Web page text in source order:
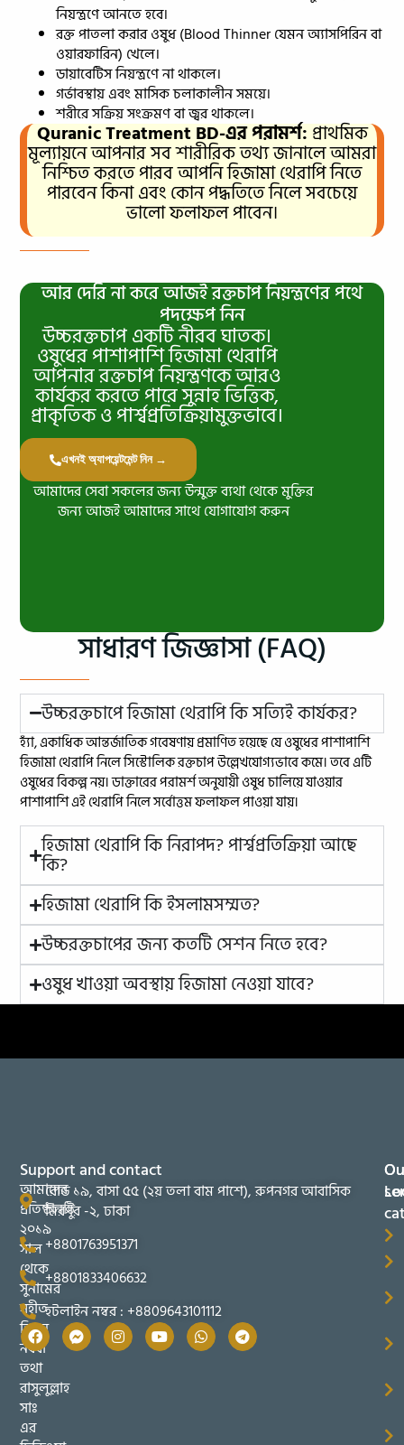
নিয়ন্ত্রণে আনতে হবে।
রক্ত পাতলা করার ওষুধ (Blood Thinner যেমন অ্যাসপিরিন বা
ওয়ারফারিন) খেলে।
ডায়াবেটিস নিয়ন্ত্রণে না থাকলে।
গর্ভাবস্থায় এবং মাসিক চলাকালীন সময়ে।
শরীরে সক্রিয় সংক্রমণ বা জ্বর থাকলে।
Quranic Treatment BD-এর পরামর্শ: প্রাথমিক
মূল্যায়নে আপনার সব শারীরিক তথ্য জানালে আমরা
নিশ্চিত করতে পারব আপনি হিজামা থেরাপি নিতে
পারবেন কিনা এবং কোন পদ্ধতিতে নিলে সবচেয়ে
ভালো ফলাফল পাবেন।
আর দেরি না করে আজই রক্তচাপ নিয়ন্ত্রণের পথে
পদক্ষেপ নিন
উচ্চরক্তচাপ একটি নীরব ঘাতক।
ওষুধের পাশাপাশি হিজামা থেরাপি
আপনার রক্তচাপ নিয়ন্ত্রণকে আরও
কার্যকর করতে পারে সুন্নাহ ভিত্তিক,
প্রাকৃতিক ও পার্শ্বপ্রতিক্রিয়ামুক্তভাবে।
এখনই অ্যাপয়েন্টমেন্ট নিন →
আমাদের সেবা সকলের জন্য উন্মুক্ত ব্যথা থেকে মুক্তির
জন্য আজই আমাদের সাথে যোগাযোগ করুন
সাধারণ জিজ্ঞাসা (FAQ)
উচ্চরক্তচাপে হিজামা থেরাপি কি সত্যিই কার্যকর?
হ্যাঁ, একাধিক আন্তর্জাতিক গবেষণায় প্রমাণিত হয়েছে যে ওষুধের পাশাপাশি
হিজামা থেরাপি নিলে সিস্টোলিক রক্তচাপ উল্লেখযোগ্যভাবে কমে। তবে এটি
ওষুধের বিকল্প নয়। ডাক্তারের পরামর্শ অনুযায়ী ওষুধ চালিয়ে যাওয়ার
পাশাপাশি এই থেরাপি নিলে সর্বোত্তম ফলাফল পাওয়া যায়।
হিজামা থেরাপি কি নিরাপদ? পার্শ্বপ্রতিক্রিয়া আছে
কি?
হিজামা থেরাপি কি ইসলামসম্মত?
উচ্চরক্তচাপের জন্য কতটি সেশন নিতে হবে?
ওষুধ খাওয়া অবস্থায় হিজামা নেওয়া যাবে?
আমাদের
প্রতিষ্ঠানটি
২০১৯
সাল
থেকে
সুনামের
সহীত
তিব্বুন
নববী
তথা
রাসুলুল্লাহ
সাঃ
এর
Support and contact
রোড ১৯, বাসা ৫৫ (২য় তলা বাম পাশে), রুপনগর আবাসিক
মিরপুর -২, ঢাকা
+8801763951371
+8801833406632
হটলাইন নম্বর : +8809643101112